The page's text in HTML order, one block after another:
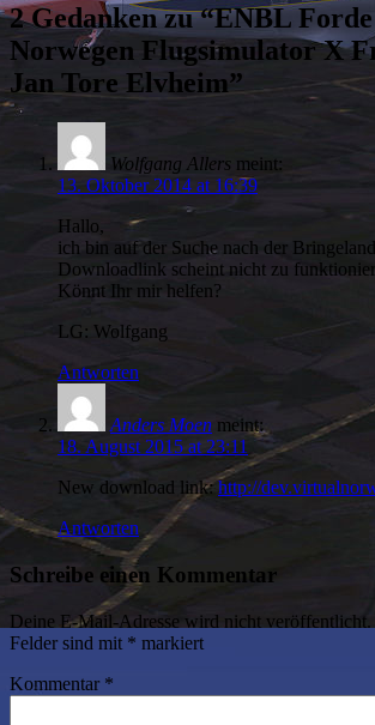
2 Gedanken zu “ENBL
Norwegen Flugsimulator X
Jan Tore Elvheim”
Wolfgang Allers meint:
13. Oktober 2014 at 16:39
Hallo,
ich bin auf der Suche nach der
Downloadlink scheint nicht zu
Könnt Ihr mir helfen?
LG: Wolfgang
Antworten
Anders Moen meint:
18. August 2015 at 23:11
New download link:http://
Antworten
Schreibe einen Kommentar
Deine E-Mail-Adresse wird nicht veröffentlicht.
Felder sind mit * markiert
Kommentar *